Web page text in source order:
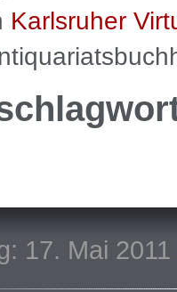
Karlsruher
17. Mai